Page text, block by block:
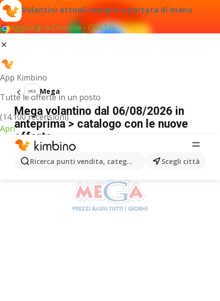
Volantini attuali sempre a portata di mano
Aggiungi a Chrome - GRATIS
App Kimbino
Tutte le offerte in un posto
(14.100 recensioni)
Apri
Ricerca punti vendita, categorie, prodotti...Scegli città
Mega
Mega volantino dal 06/08/2026 in
anteprima > catalogo con le nuove
offerte